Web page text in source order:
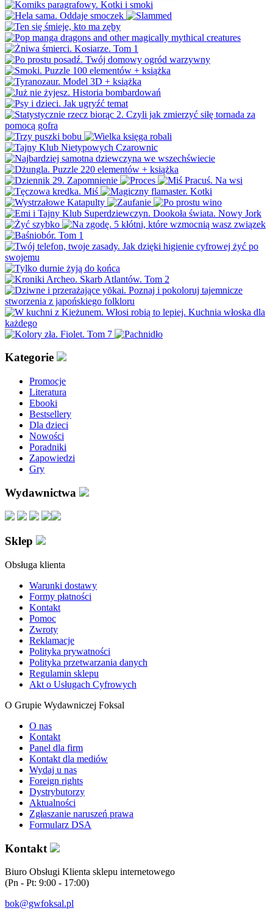
Kategorie
Promocje
Literatura
Ebooki
Bestsellery
Dla dzieci
Nowości
Poradniki
Zapowiedzi
Gry
Wydawnictwa
Sklep
Obsługa klienta
Warunki dostawy
Formy płatności
Kontakt
Pomoc
Zwroty
Reklamacje
Polityka prywatności
Polityka przetwarzania danych
Regulamin sklepu
Akt o Usługach Cyfrowych
O Grupie Wydawniczej Foksal
O nas
Kontakt
Panel dla firm
Kontakt dla mediów
Wydaj u nas
Foreign rights
Dystrybutorzy
Aktualności
Zgłaszanie naruszeń prawa
Formularz DSA
Kontakt
Biuro Obsługi Klienta sklepu internetowego
(Pn - Pt: 9:00 - 17:00)
bok@gwfoksal.pl